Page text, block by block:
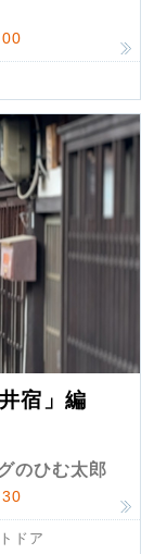
宿」編
のひむ太郎
ドア